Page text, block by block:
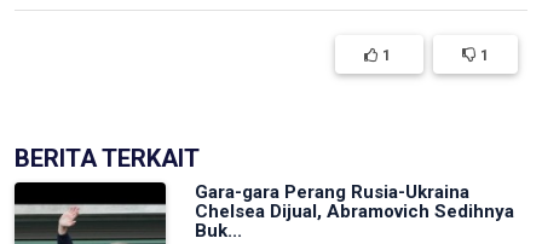
1 1
BERITA TERKAIT
Gara-gara Perang Rusia-Ukraina
Chelsea Dijual, Abramovich Sedihnya
Buk...